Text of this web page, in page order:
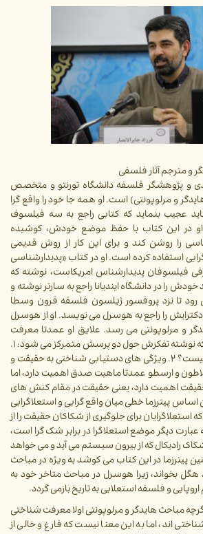
و مترجم آثار فلسفی
و پژوهشگر فلسفه دانشگاه تورنتو و متخصص
و مرلوپونتی) است. او همه جا خود را واقع گرا
عجیب بنماید که کتابی راجع به سه فیلسوف
او در این کتاب با حفظ موضع خودش، کوشیده
را روشن کند و برای این کار از روش قدیمی
استفاده کرده است. او در کتاب «پدیدارشناسی
(۱۹۸۹) که معرفی فیلسوفان پدیدارشناس امریکاست، نوشته که
را در دانشگاه ایندیانا راجع به سارتر نوشته و
رود تا نزد پروفسور ژیلسون فلسفه قرون وسطا
دکترایش را راجع به هوسرل می نویسد. او از هوسرل
و مرلوپونتی می رسد. علایق او عمدتا معرفت
شناسانه است، اما چنان که نوشته تفکرش حول دو پرسش متمرکز می شود: ۱.
ماهیت صدق (حقیقت) چیست؟ ۲. ویژگی های دستیابی شناختی به حقیقت و
و ارسطو عمدتا ماهیت صدق اهمیت دارد، اما
اهمیت دارد، یعنی حقیقت در مقام کنش های
پیترزما خطی میان واقع گرایی و استعلاگرایی
برای جلوگیری از شکاکان حقیقت را از
عبارت دیگر موضع استعلاگرا در برابر شک گرا است،
رادیکال که از بیرون سیستم می آید و می خواهد
پیترزما در این کتاب می کوشد به ویژه در مباحث
هگل بخواند، زیرا هوسرل در مباحث متاخر خود به
و فلسفه استعلایی به تاریخ بازمی گردد.
مباحث هایدگر و مرلوپونتی اولا معرفت شناختی
اند، اما به این معنا نیست که فارغ و خالی از